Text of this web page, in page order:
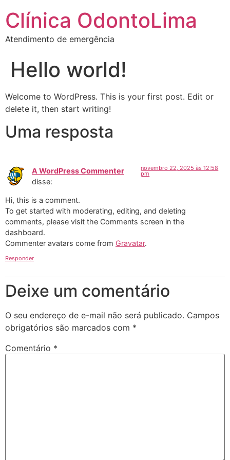
Clínica OdontoLima
Atendimento de emergência
Hello world!
Welcome to WordPress. This is your first post. Edit or
delete it, then start writing!
Uma resposta
A WordPress Commenter
disse:
novembro 22, 2025 às 12:58
pm
Hi, this is a comment.
To get started with moderating, editing, and deleting
comments, please visit the Comments screen in the
dashboard.
Commenter avatars come from Gravatar.
Responder
Deixe um comentário
O seu endereço de e-mail não será publicado. Campos
obrigatórios são marcados com *
Comentário *